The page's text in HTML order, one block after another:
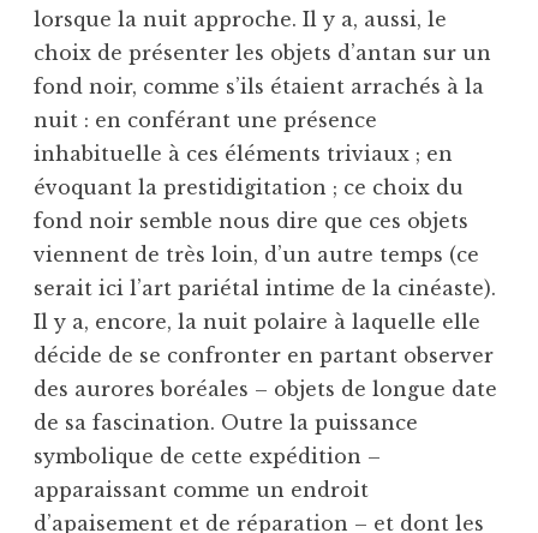
lorsque la nuit approche. Il y a, aussi, le
choix de présenter les objets d’antan sur un
fond noir, comme s’ils étaient arrachés à la
nuit : en conférant une présence
inhabituelle à ces éléments triviaux ; en
évoquant la prestidigitation ; ce choix du
fond noir semble nous dire que ces objets
viennent de très loin, d’un autre temps (ce
serait ici l’art pariétal intime de la cinéaste).
Il y a, encore, la nuit polaire à laquelle elle
décide de se confronter en partant observer
des aurores boréales – objets de longue date
de sa fascination. Outre la puissance
symbolique de cette expédition –
apparaissant comme un endroit
d’apaisement et de réparation – et dont les